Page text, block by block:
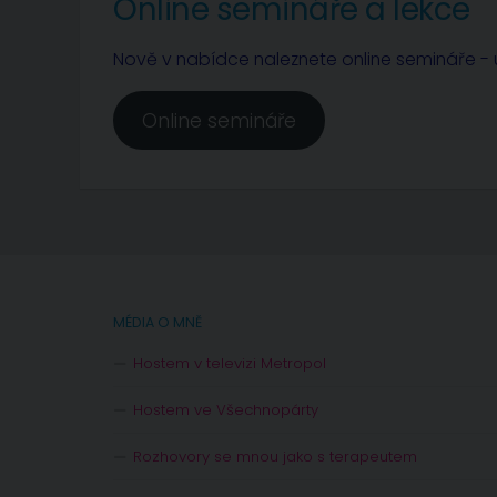
Online semináře a lekce
Nově v nabídce naleznete online semináře -
Online semináře
MÉDIA O MNĚ
Hostem v televizi Metropol
Hostem ve Všechnopárty
Rozhovory se mnou jako s terapeutem